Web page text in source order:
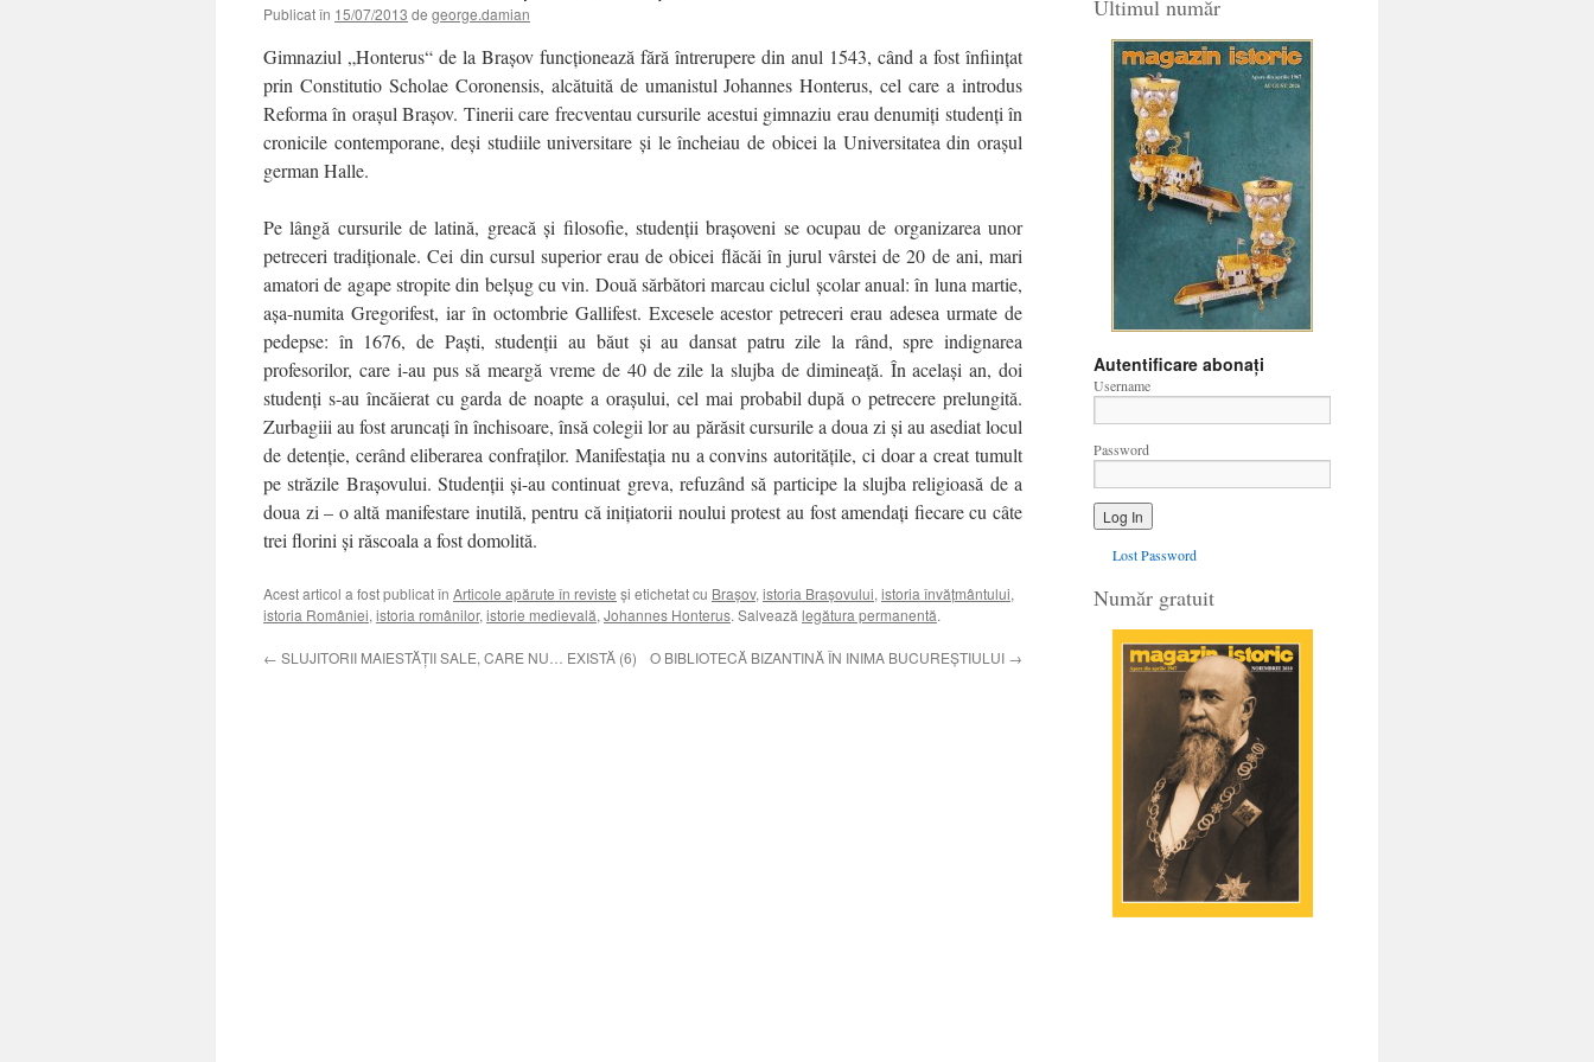
Publicat în 15/07/2013 de george.damian
Gimnaziul „Honterus“ de la Braşov funcţionează fără întrerupere din anul 1543, când a fost înfiinţat
prin Constitutio Scholae Coronensis, alcătuită de umanistul Johannes Honterus, cel care a introdus
Reforma în oraşul Braşov. Tinerii care frecventau cursurile acestui gimnaziu erau denumiţi studenţi în
cronicile contemporane, deşi studiile universitare şi le încheiau de obicei la Universitatea din oraşul
german Halle.
Pe lângă cursurile de latină, greacă şi filosofie, studenţii braşoveni se ocupau de organizarea unor
petreceri tradiţionale. Cei din cursul superior erau de obicei flăcăi în jurul vârstei de 20 de ani, mari
amatori de agape stropite din belşug cu vin. Două sărbători marcau ciclul şcolar anual: în luna martie,
aşa-numita Gregorifest, iar în octombrie Gallifest. Excesele acestor petreceri erau adesea urmate de
pedepse: în 1676, de Paşti, studenţii au băut şi au dansat patru zile la rând, spre indignarea
profesorilor, care i-au pus să meargă vreme de 40 de zile la slujba de dimineaţă. În acelaşi an, doi
studenţi s-au încăierat cu garda de noapte a oraşului, cel mai probabil după o petrecere prelungită.
Zurbagiii au fost aruncaţi în închisoare, însă colegii lor au părăsit cursurile a doua zi şi au asediat locul
de detenţie, cerând eliberarea confraţilor. Manifestaţia nu a convins autorităţile, ci doar a creat tumult
pe străzile Braşovului. Studenţii şi-au continuat greva, refuzând să participe la slujba religioasă de a
doua zi – o altă manifestare inutilă, pentru că iniţiatorii noului protest au fost amendaţi fiecare cu câte
trei florini şi răscoala a fost domolită.
Acest articol a fost publicat în Articole apărute în reviste și etichetat cu Braşov, istoria Braşovului, istoria învăţmântului,
istoria României, istoria românilor, istorie medievală, Johannes Honterus. Salvează legătura permanentă.
← SLUJITORII MAIESTĂŢII SALE, CARE NU… EXISTĂ (6) O BIBLIOTECĂ BIZANTINĂ ÎN INIMA BUCUREŞTIULUI →
Ultimul număr
Autentificare abonați
Username
Password
Lost Password
Număr gratuit